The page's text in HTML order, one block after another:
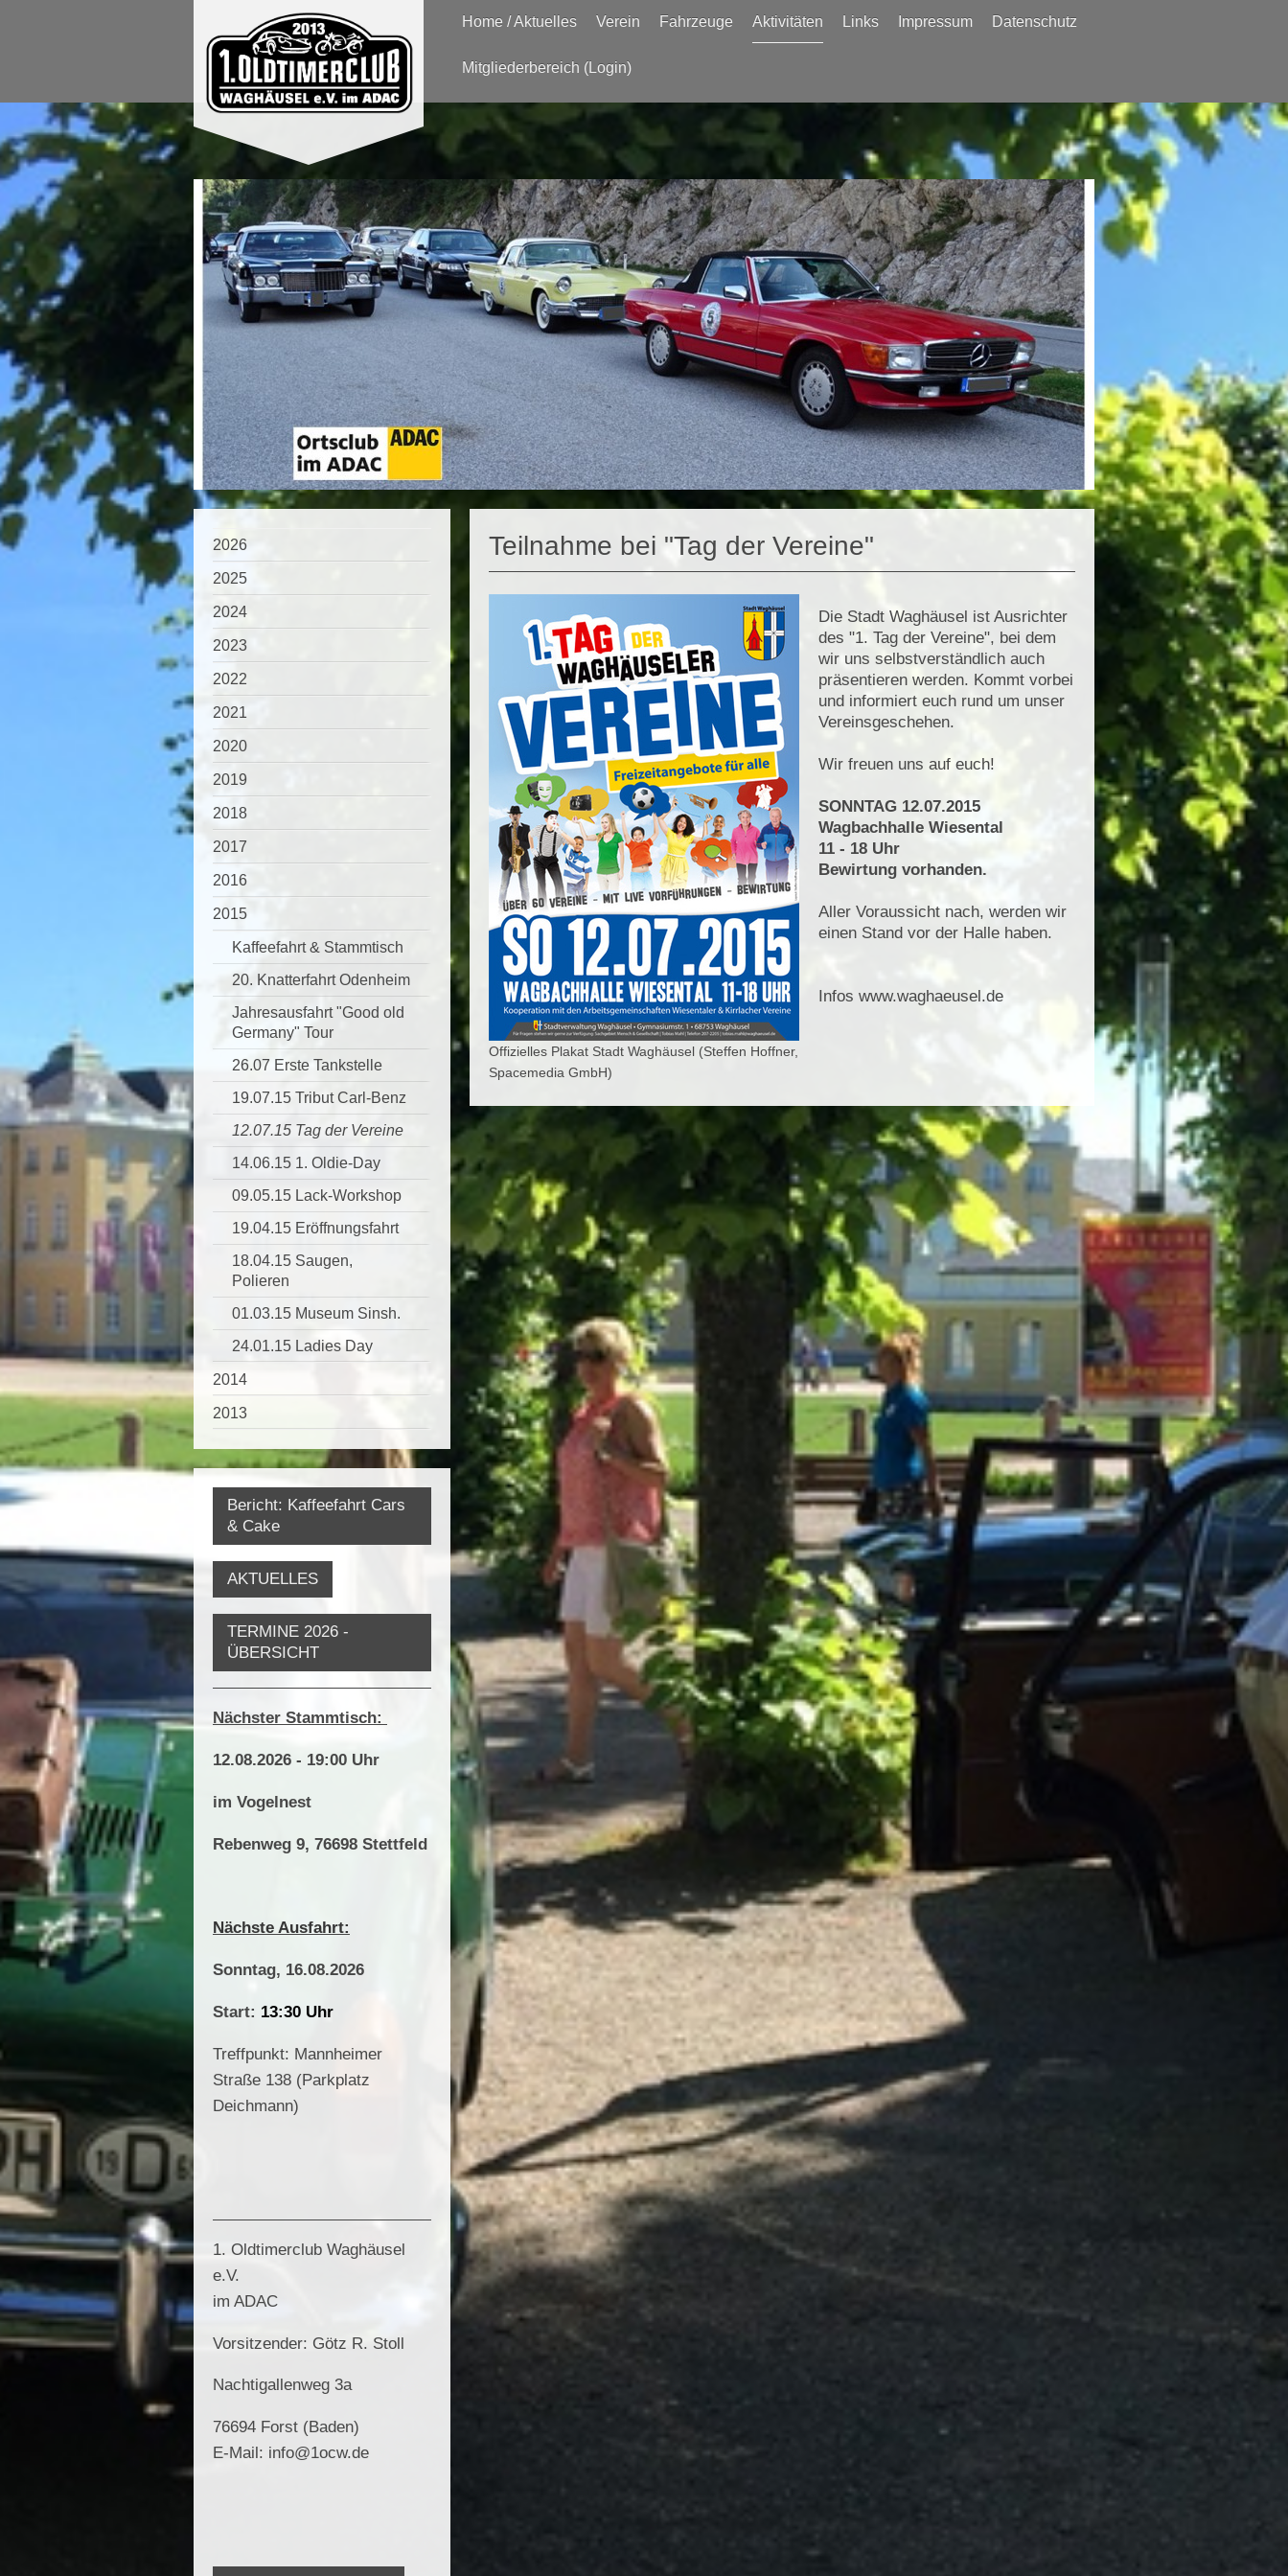
Home / Aktuelles Verein Fahrzeuge Aktivitäten Links Impressum Datenschutz
Mitgliederbereich (Login)
Teilnahme bei "Tag der Vereine"
Offizielles Plakat Stadt Waghäusel (Steffen Hoffner,
Spacemedia GmbH)
Die Stadt Waghäusel ist Ausrichter
des "1. Tag der Vereine", bei dem
wir uns selbstverständlich auch
präsentieren werden. Kommt vorbei
und informiert euch rund um unser
Vereinsgeschehen.
Wir freuen uns auf euch!
SONNTAG 12.07.2015
Wagbachhalle Wiesental
11 - 18 Uhr
Bewirtung vorhanden.
Aller Voraussicht nach, werden wir
einen Stand vor der Halle haben.
Infos www.waghaeusel.de
2026
2025
2024
2023
2022
2021
2020
2019
2018
2017
2016
2015
Kaffeefahrt & Stammtisch
20. Knatterfahrt Odenheim
Jahresausfahrt "Good old
Germany" Tour
26.07 Erste Tankstelle
19.07.15 Tribut Carl-Benz
12.07.15 Tag der Vereine
14.06.15 1. Oldie-Day
09.05.15 Lack-Workshop
19.04.15 Eröffnungsfahrt
18.04.15 Saugen,
Polieren
01.03.15 Museum Sinsh.
24.01.15 Ladies Day
2014
2013
Bericht: Kaffeefahrt Cars
& Cake
AKTUELLES
TERMINE 2026 -
ÜBERSICHT
Nächster Stammtisch:
12.08.2026 - 19:00 Uhr
im Vogelnest
Rebenweg 9, 76698 Stettfeld
Nächste Ausfahrt:
Sonntag, 16.08.2026
Start: 13:30 Uhr
Treffpunkt: Mannheimer
Straße 138 (Parkplatz
Deichmann)
1. Oldtimerclub Waghäusel
e.V.
im ADAC
Vorsitzender: Götz R. Stoll
Nachtigallenweg 3a
76694 Forst (Baden)
E-Mail: info@1ocw.de